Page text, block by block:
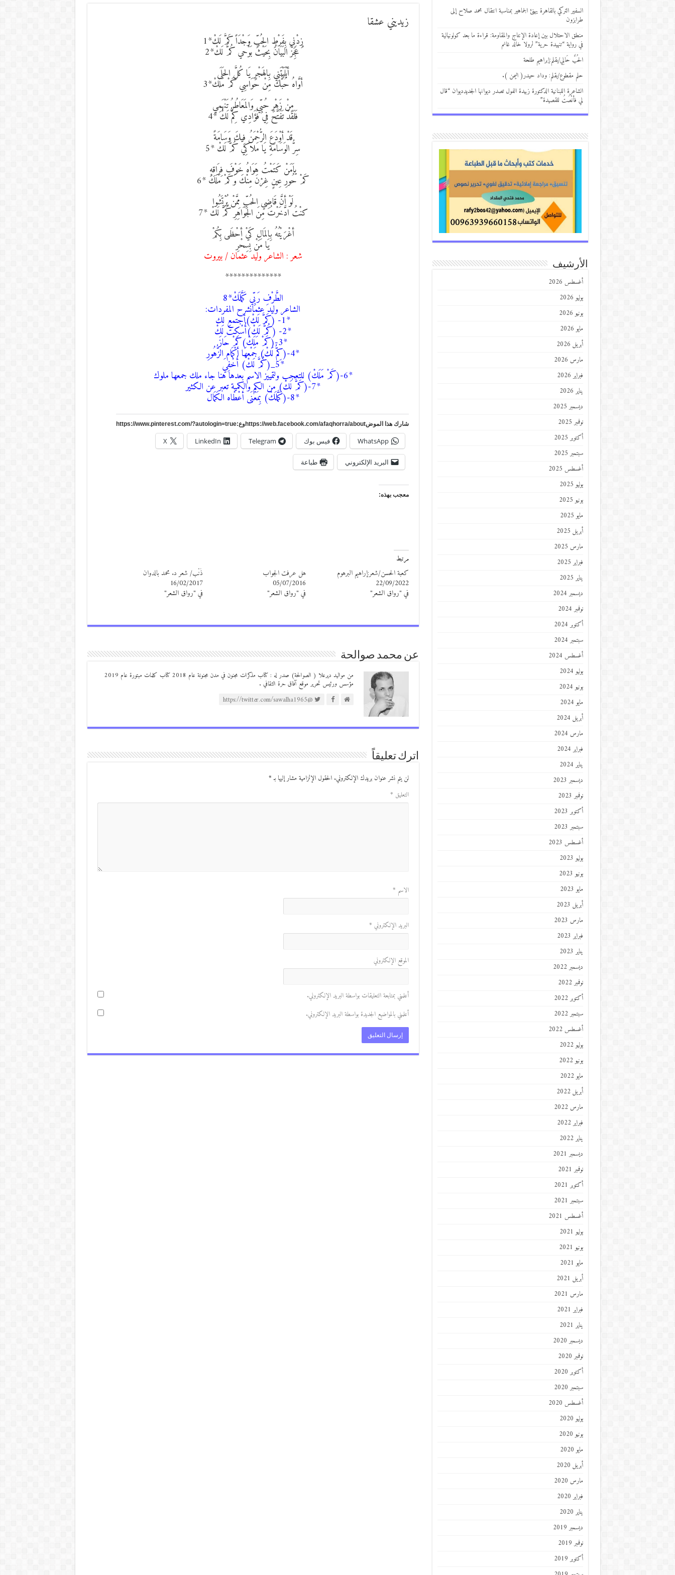
زيديني عشقا
زِدْنِي بِفَرْطِ الحُبِّ وَجْدَاً كَمَّ لَكْ*1
ْ عَجِزَ البَيَانُ بِحَيْثُ بَوْحي كُمَّ لَكْ*2
أبْلَيْتَنِي بِالهَجْرِ يَا كُلَّ الحَلَى
أوَّاهُ حُبُّكَ مِنْ حَوَاسِي كَمْ مَلَكْ*3
مِنْ زَهْرِ حُبِّي وَالمَعَاطُرُ تَنْهَمِي
فَلَقَدْ تَفَتَّحَ فِي فُؤَادِي كِمُّ لَكْ *4
قَدْ أوْدَعَ الرُّحْمَنُ فِيكَ وَسَامَةً
سِرُّ الوَسَامَةِ يَا مَلاَكِي كُمَّ لَكْ *5
ياَمَنْ كَتَمْتُ هَوَاهُ خَوْفَ فِرَاقِهِ
كَمْ حُورِ عِينٍ غِرْنَ مِنْكَ وَكَمْ مَلَكْ *6
لَوْ أنَّ قَاضِي الحُبِّ مِمَّنْ يُرْتَشُوا
كنْتُ ادَّخَرْتُ مِنَ الجَوَاهِرِ كَمَّ لَكْ *7
أغْرَيْتُهُ بِالمَالِ كَيْ أحْظَى بِكُمْ
يَا مَنْ بِسِحْرِ
شعر : الشاعر وليد عثمان / بيروت
**************
الطَّرْفِ رَبِّي كَمَّلَكْ*8
الشاعر وليد عثمانشرح المفردات:
*1- (كَمَّ لَكْ)أجتمع لك
*2- (كُمَّ لَكْ)أُسْكِتَ لَكْ
*3-(كَمْ مَلَكْ)كَمْ حَازَ
*4-(كِمُّ لَكْ) جَمْعهَا أكْمَام الزُّهُورِ
*5_(كُمَّ لَكْ) أُخْفِيَ
*6-(كَمْ مَلَكْ) للتعجب ولتمييز الاسم بعدها هنا جاء ملك جمعها ملوك
*7-(كَمَّ لَكْ) من الكم والكمية تعبر عن الكثير
*8-(كَمَّلَكْ) بِمَعْنَى أعْطْاه الكَمَال
شارك هذا الموضhttps://web.facebook.com/afaqhorra/aboutوع:https://www.pinterest.com/?autologin=true
WhatsApp فيس بوك Telegram
LinkedIn
X
البريد الإلكتروني طباعة
معجب بهذه:
مرتبط
كعبة الحسن/شعر:إراهيم البرهوم
22/09/2022
في "رواق الشعر"
هل عرفت الجواب
05/07/2016
في "رواق الشعر"
ذَنْب/ شعر د. محمد بالدوان
16/02/2017
في "رواق الشعر"
عن محمد صوالحة
من مواليد ديرعلا ( الصوالحة) صدر له : كتاب مذكرات مجنون في مدن مجنونة عام 2018 كتاب كلمات مبتورة عام 2019
مؤسس ورئيس تحرير موقع آفاق حرة الثقافي .
@https://twitter.com/sawalha1965
اترك تعليقاً
لن يتم نشر عنوان بريدك الإلكتروني. الحقول الإلزامية مشار إليها بـ*
التعليق *
الاسم *
البريد الإلكتروني *
الموقع الإلكتروني
أعلمني بمتابعة التعليقات بواسطة البريد الإلكتروني.
أعلمني بالمواضيع الجديدة بواسطة البريد الإلكتروني.
السفير التركي بالقاهرة يهنئ الجماهير بمناسبة انتقال محمد صلاح إلى
طرابزون
منطق الاحتلال بين إعادة الإنتاج والمقاومة: قراءة ما بعد كولونيالية
في رواية “تنهيدة حرية” لرولا خالد غانم
الحُبَّ حَالِي/بقلم:إبراهيم طلحة
حلم مقطوع/بقلم: وداد حيدر( اليمن ).
الشاعرة اللبنانية الدكتورة زبيدة الفول تصدر ديوانها الجديدديوان “قال
لي فأنْصَتُ للقصيدة”
الأرشيف
أغسطس 2026
يوليو 2026
يونيو 2026
مايو 2026
أبريل 2026
مارس 2026
فبراير 2026
يناير 2026
ديسمبر 2025
نوفمبر 2025
أكتوبر 2025
سبتمبر 2025
أغسطس 2025
يوليو 2025
يونيو 2025
مايو 2025
أبريل 2025
مارس 2025
فبراير 2025
يناير 2025
ديسمبر 2024
نوفمبر 2024
أكتوبر 2024
سبتمبر 2024
أغسطس 2024
يوليو 2024
يونيو 2024
مايو 2024
أبريل 2024
مارس 2024
فبراير 2024
يناير 2024
ديسمبر 2023
نوفمبر 2023
أكتوبر 2023
سبتمبر 2023
أغسطس 2023
يوليو 2023
يونيو 2023
مايو 2023
أبريل 2023
مارس 2023
فبراير 2023
يناير 2023
ديسمبر 2022
نوفمبر 2022
أكتوبر 2022
سبتمبر 2022
أغسطس 2022
يوليو 2022
يونيو 2022
مايو 2022
أبريل 2022
مارس 2022
فبراير 2022
يناير 2022
ديسمبر 2021
نوفمبر 2021
أكتوبر 2021
سبتمبر 2021
أغسطس 2021
يوليو 2021
يونيو 2021
مايو 2021
أبريل 2021
مارس 2021
فبراير 2021
يناير 2021
ديسمبر 2020
نوفمبر 2020
أكتوبر 2020
سبتمبر 2020
أغسطس 2020
يوليو 2020
يونيو 2020
مايو 2020
أبريل 2020
مارس 2020
فبراير 2020
يناير 2020
ديسمبر 2019
نوفمبر 2019
أكتوبر 2019